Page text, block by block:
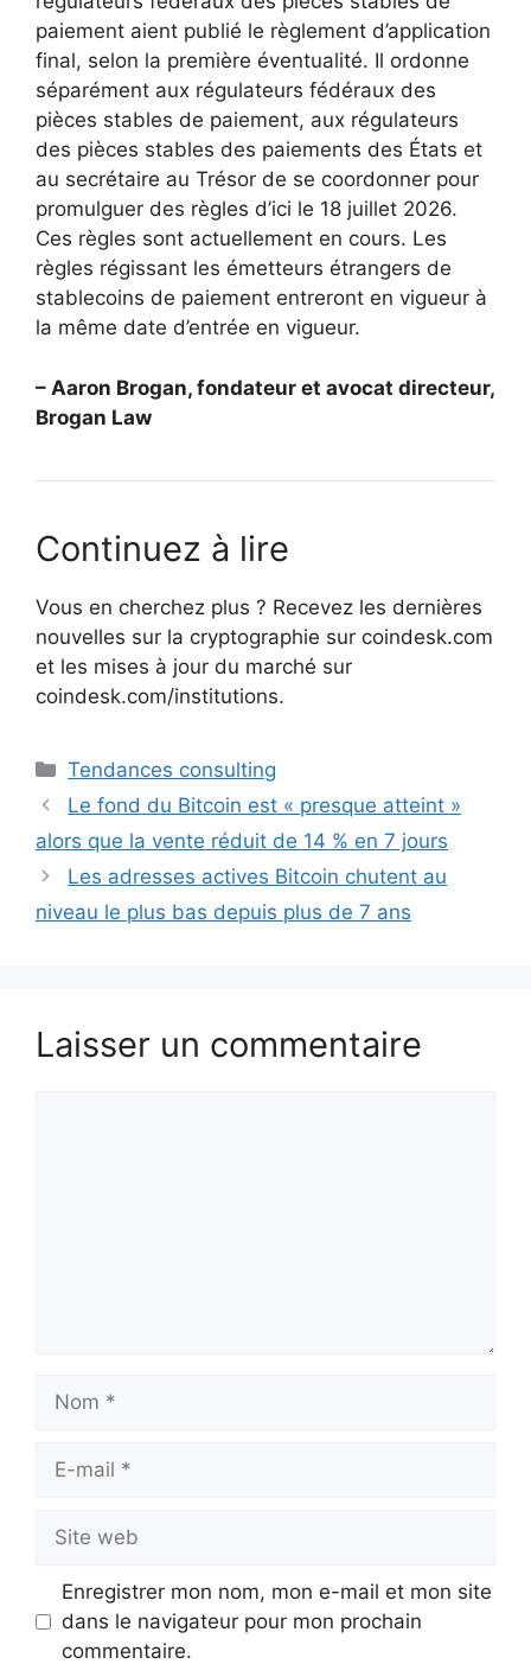
paiement aient publié le règlement d’application
final, selon la première éventualité. Il ordonne
séparément aux régulateurs fédéraux des
pièces stables de paiement, aux régulateurs
des pièces stables des paiements des États et
au secrétaire au Trésor de se coordonner pour
promulguer des règles d’ici le 18 juillet 2026.
Ces règles sont actuellement en cours. Les
règles régissant les émetteurs étrangers de
stablecoins de paiement entreront en vigueur à
la même date d’entrée en vigueur.
– Aaron Brogan, fondateur et avocat directeur,
Brogan Law
Continuez à lire
Vous en cherchez plus ? Recevez les dernières
nouvelles sur la cryptographie sur coindesk.com
et les mises à jour du marché sur
coindesk.com/institutions.
Catégories
Tendances consulting
Le fond du Bitcoin est « presque atteint »
alors que la vente réduit de 14 % en 7 jours
Les adresses actives Bitcoin chutent au
niveau le plus bas depuis plus de 7 ans
Laisser un commentaire
mail
web
Enregistrer mon nom, mon e-mail et mon site
dans le navigateur pour mon prochain
commentaire.